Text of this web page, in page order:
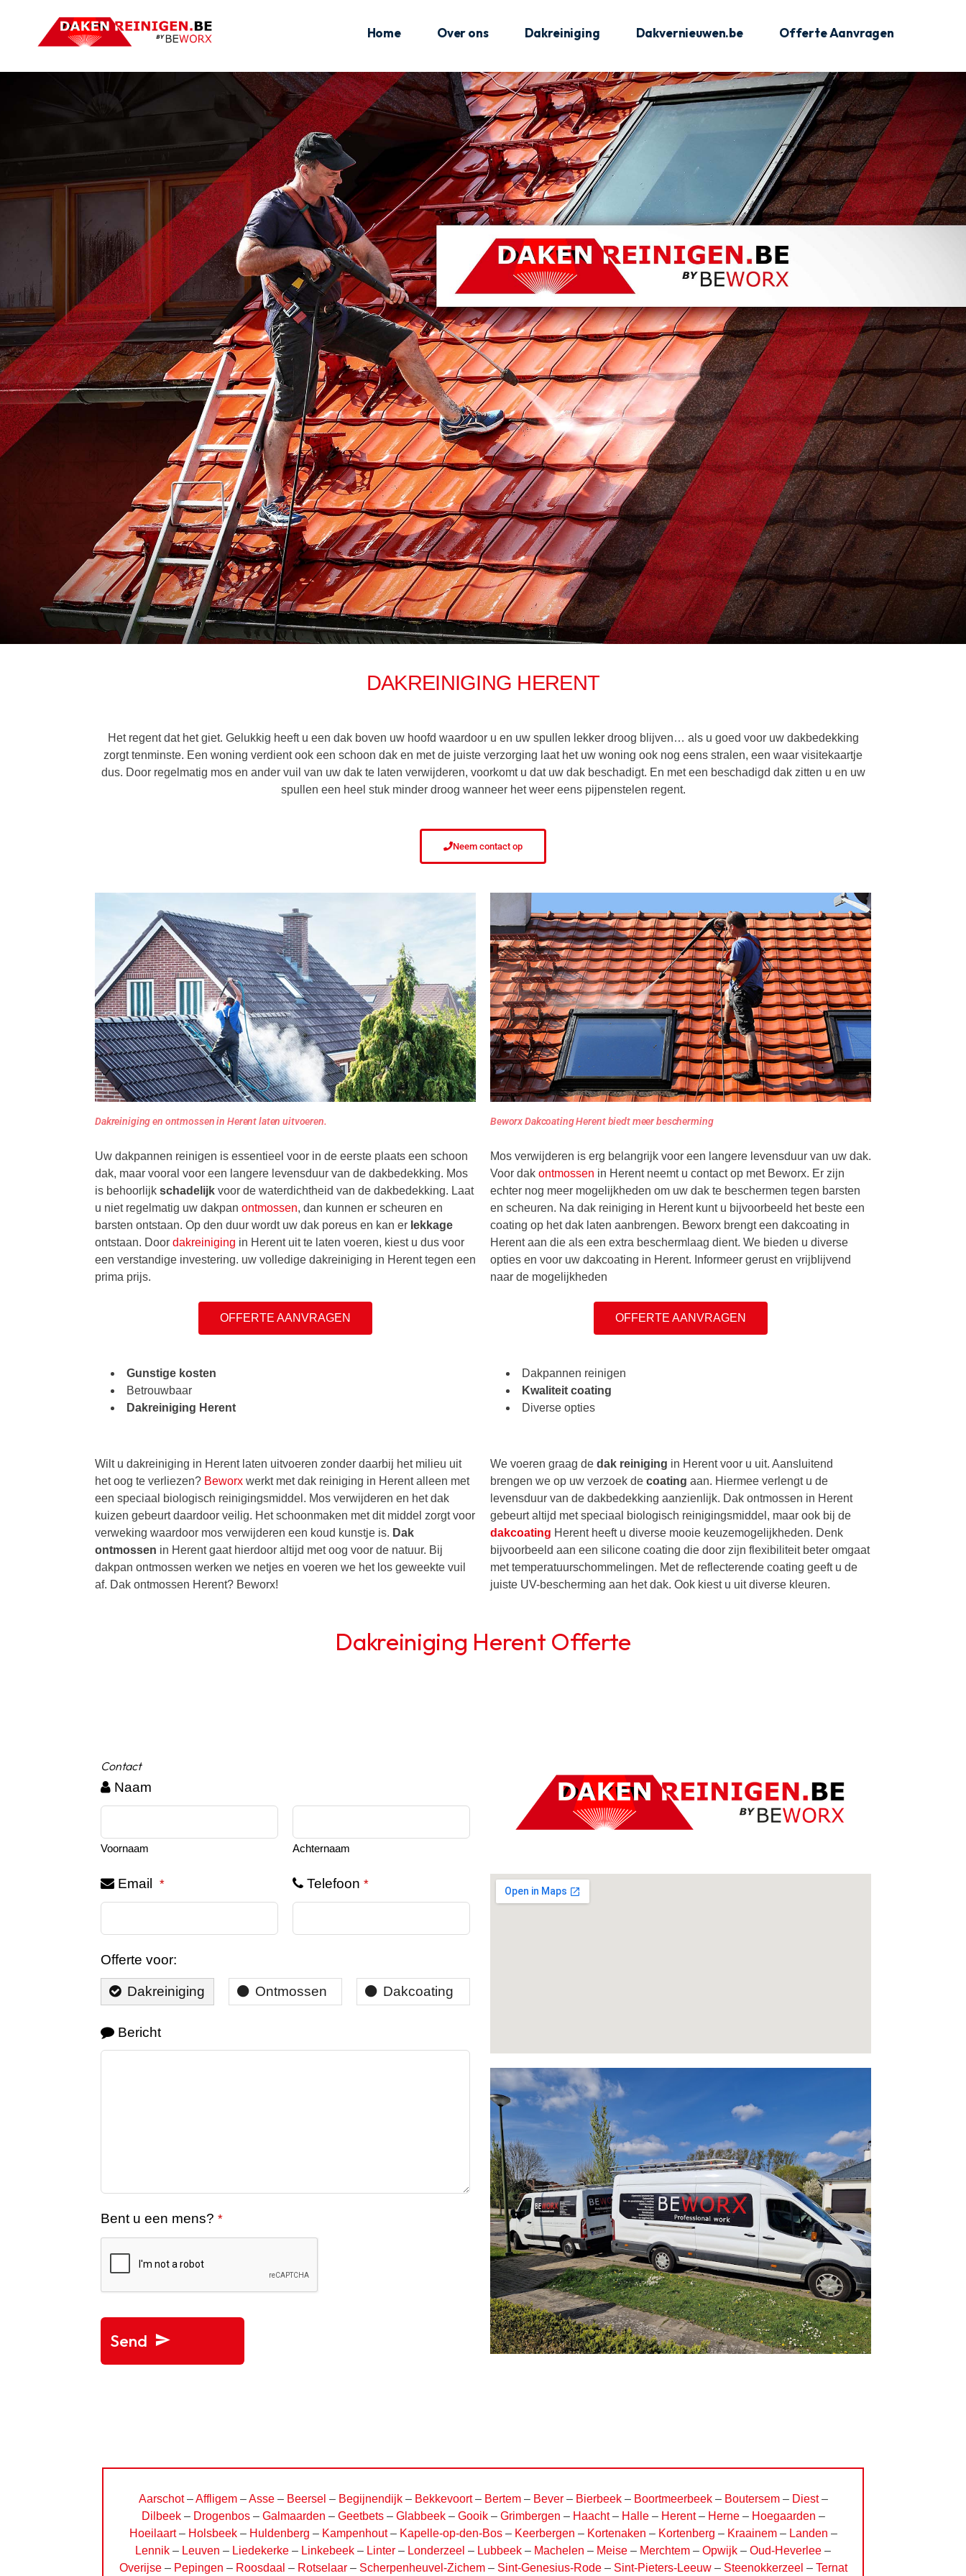
Home Over ons Dakreiniging
Brussel
Antwerpen
Limburg
Oost-Vlaanderen
Vlaams-Brabant
West-Vlaanderen
Dakvernieuwen.be Offerte Aanvragen
DAKREINIGING HERENT
Het regent dat het giet. Gelukkig heeft u een dak boven uw hoofd waardoor u en uw spullen lekker droog blijven… als u goed voor uw dakbedekking
zorgt tenminste. Een woning verdient ook een schoon dak en met de juiste verzorging laat het uw woning ook nog eens stralen, een waar visitekaartje
dus. Door regelmatig mos en ander vuil van uw dak te laten verwijderen, voorkomt u dat uw dak beschadigt. En met een beschadigd dak zitten u en uw
spullen een heel stuk minder droog wanneer het weer eens pijpenstelen regent.
Neem contact op
Dakreiniging en ontmossen in Herent laten uitvoeren.
Uw dakpannen reinigen is essentieel voor in de eerste plaats een schoon
dak, maar vooral voor een langere levensduur van de dakbedekking. Mos
is behoorlijk schadelijk voor de waterdichtheid van de dakbedekking. Laat
u niet regelmatig uw dakpan ontmossen, dan kunnen er scheuren en
barsten ontstaan. Op den duur wordt uw dak poreus en kan er lekkage
ontstaan. Door dakreiniging in Herent uit te laten voeren, kiest u dus voor
een verstandige investering. uw volledige dakreiniging in Herent tegen een
prima prijs.
OFFERTE AANVRAGEN
Gunstige kosten
Betrouwbaar
Dakreiniging Herent
Wilt u dakreiniging in Herent laten uitvoeren zonder daarbij het milieu uit
het oog te verliezen? Beworx werkt met dak reiniging in Herent alleen met
een speciaal biologisch reinigingsmiddel. Mos verwijderen en het dak
kuizen gebeurt daardoor veilig. Het schoonmaken met dit middel zorgt voor
verweking waardoor mos verwijderen een koud kunstje is. Dak
ontmossen in Herent gaat hierdoor altijd met oog voor de natuur. Bij
dakpan ontmossen werken we netjes en voeren we het los geweekte vuil
af. Dak ontmossen Herent? Beworx!
Beworx Dakcoating Herent biedt meer bescherming
Mos verwijderen is erg belangrijk voor een langere levensduur van uw dak.
Voor dak ontmossen in Herent neemt u contact op met Beworx. Er zijn
echter nog meer mogelijkheden om uw dak te beschermen tegen barsten
en scheuren. Na dak reiniging in Herent kunt u bijvoorbeeld het beste een
coating op het dak laten aanbrengen. Beworx brengt een dakcoating in
Herent aan die als een extra beschermlaag dient. We bieden u diverse
opties en voor uw dakcoating in Herent. Informeer gerust en vrijblijvend
naar de mogelijkheden
OFFERTE AANVRAGEN
Dakpannen reinigen
Kwaliteit coating
Diverse opties
We voeren graag de dak reiniging in Herent voor u uit. Aansluitend
brengen we op uw verzoek de coating aan. Hiermee verlengt u de
levensduur van de dakbedekking aanzienlijk. Dak ontmossen in Herent
gebeurt altijd met speciaal biologisch reinigingsmiddel, maar ook bij de
dakcoating Herent heeft u diverse mooie keuzemogelijkheden. Denk
bijvoorbeeld aan een silicone coating die door zijn flexibiliteit beter omgaat
met temperatuurschommelingen. Met de reflecterende coating geeft u de
juiste UV-bescherming aan het dak. Ook kiest u uit diverse kleuren.
Dakreiniging Herent Offerte
Contact
Naam
Voornaam Achternaam
Email * Telefoon *
Offerte voor:
Dakreiniging Ontmossen Dakcoating
Bericht
Bent u een mens? *
Send
blank
Aarschot–Affligem–Asse– Beersel – Begijnendijk– Bekkevoort– Bertem– Bever– Bierbeek– Boortmeerbeek– Boutersem– Diest–
Dilbeek– Drogenbos– Galmaarden – Geetbets– Glabbeek– Gooik– Grimbergen – Haacht– Halle– Herent– Herne– Hoegaarden –
Hoeilaart– Holsbeek– Huldenberg – Kampenhout– Kapelle-op-den-Bos– Keerbergen – Kortenaken – Kortenberg – Kraainem– Landen –
Lennik – Leuven – Liedekerke – Linkebeek – Linter – Londerzeel – Lubbeek – Machelen – Meise – Merchtem – Opwijk – Oud-Heverlee –
Overijse– Pepingen – Roosdaal – Rotselaar– Scherpenheuvel-Zichem– Sint-Genesius-Rode– Sint-Pieters-Leeuw– Steenokkerzeel – Ternat